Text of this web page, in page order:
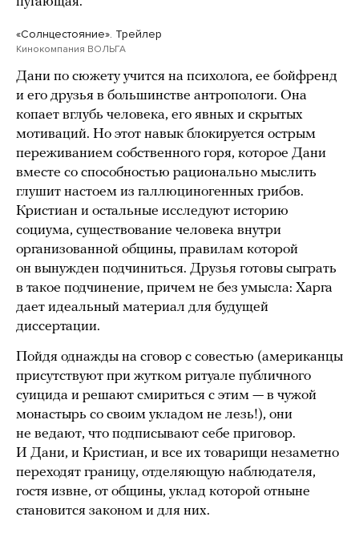
«Солнцестояние». Трейлер
Кинокомпания ВОЛЬГА
Дани по сюжету учится на психолога, ее бойфренд
и его друзья в большинстве антропологи. Она
копает вглубь человека, его явных и скрытых
мотиваций. Но этот навык блокируется острым
переживанием собственного горя, которое Дани
вместе со способностью рационально мыслить
глушит настоем из галлюциногенных грибов.
Кристиан и остальные исследуют историю
социума, существование человека внутри
организованной общины, правилам которой
он вынужден подчиниться. Друзья готовы сыграть
в такое подчинение, причем не без умысла: Харга
дает идеальный материал для будущей
диссертации.
Пойдя однажды на сговор с совестью (американцы
присутствуют при жутком ритуале публичного
суицида и решают смириться с этим — в чужой
монастырь со своим укладом не лезь!), они
не ведают, что подписывают себе приговор.
И Дани, и Кристиан, и все их товарищи незаметно
переходят границу, отделяющую наблюдателя,
гостя извне, от общины, уклад которой отныне
становится законом и для них.